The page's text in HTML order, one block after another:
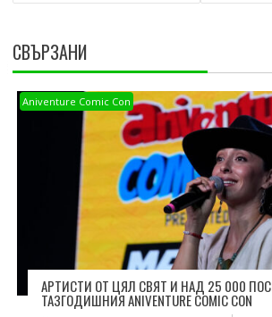
СВЪРЗАНИ
Aniventure Comic Con
АРТИСТИ ОТ ЦЯЛ СВЯТ И НАД 25 000
ТАЗГОДИШНИЯ ANIVENTURE COMIC CON